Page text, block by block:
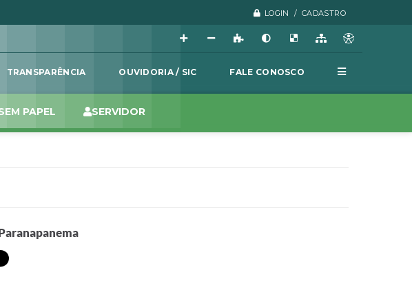
LOGIN / CADASTRO
TRANSPARÊNCIA OUVIDORIA / SIC FALE CONOSCO
PAPEL SERVIDOR